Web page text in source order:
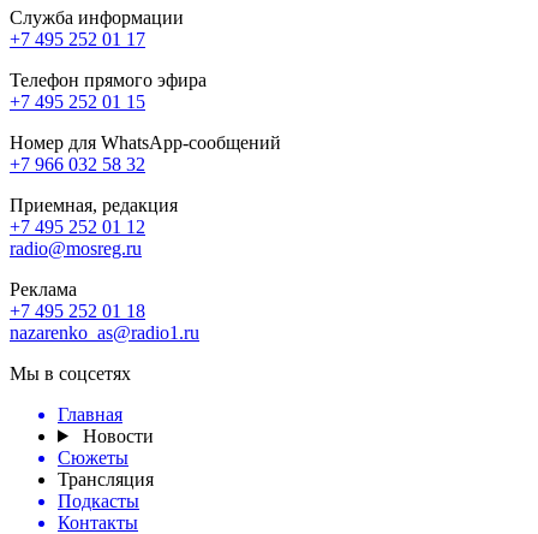
Служба информации
+7 495 252 01 17
Телефон прямого эфира
+7 495 252 01 15
Номер для WhatsApp-сообщений
+7 966 032 58 32
Приемная, редакция
+7 495 252 01 12
radio@mosreg.ru
Реклама
+7 495 252 01 18
nazarenko_as@radio1.ru
Мы в соцсетях
Главная
Новости
Сюжеты
Трансляция
Подкасты
Контакты